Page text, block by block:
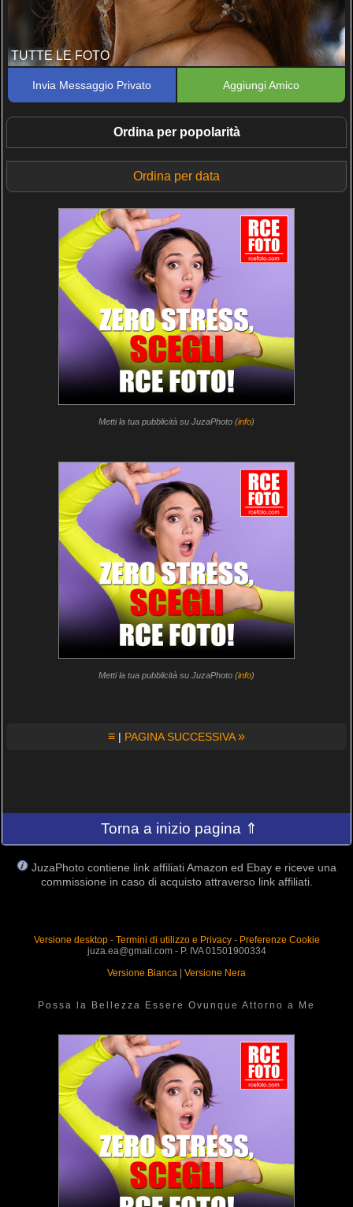
TUTTE LE FOTO
Invia Messaggio Privato Aggiungi Amico
Ordina per popolarità
Ordina per data
Metti la tua pubblicità su JuzaPhoto (info)
Metti la tua pubblicità su JuzaPhoto (info)
≡ | PAGINA SUCCESSIVA»
Torna a inizio pagina ⇑
JuzaPhoto contiene link affiliati Amazon ed Ebay e riceve una
commissione in caso di acquisto attraverso link affiliati.
Versione desktop- Termini di utilizzo e Privacy- Preferenze Cookie
juza.ea@gmail.com - P. IVA 01501900334
Versione Bianca
Versione Nera
Possa la Bellezza Essere Ovunque Attorno a Me